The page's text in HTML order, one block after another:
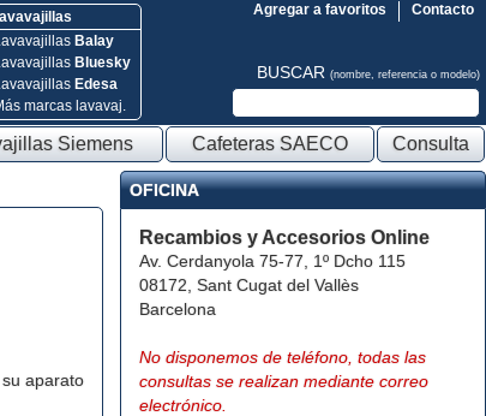
Balay
Bluesky
Edesa
marcas lavavaj.
Contacto
Agregar a favoritos
BUSCAR (nombre, referencia o modelo)
Siemens Cafeteras SAECO Consulta
aparato
OFICINA
Recambios y Accesorios Online
Av. Cerdanyola 75-77, 1º Dcho 115
08172, Sant Cugat del Vallès
Barcelona
No disponemos de teléfono, todas las
consultas se realizan mediante correo
electrónico.